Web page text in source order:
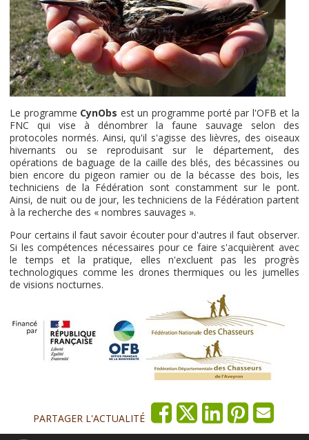
Le programme CynObs est un programme porté par l'OFB et la
FNC qui vise à dénombrer la faune sauvage selon des
protocoles normés. Ainsi, qu'il s'agisse des lièvres, des oiseaux
hivernants ou se reproduisant sur le département, des
opérations de baguage de la caille des blés, des bécassines ou
bien encore du pigeon ramier ou de la bécasse des bois, les
techniciens de la Fédération sont constamment sur le pont.
Ainsi, de nuit ou de jour, les techniciens de la Fédération partent
à la recherche des « nombres sauvages ».
Pour certains il faut savoir écouter pour d'autres il faut observer.
Si les compétences nécessaires pour ce faire s'acquièrent avec
le temps et la pratique, elles n'excluent pas les progrès
technologiques comme les drones thermiques ou les jumelles
de visions nocturnes.
PARTAGER L'ACTUALITÉ